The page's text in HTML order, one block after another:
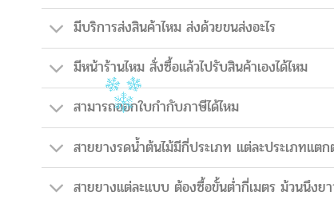
มีบริการส่งสินค้าไหม ส่งด้วยขนส่งอะไร
มีหน้าร้านไหม สั่งซื้อแล้วไปรับสินค้าเองได้ไหม
สามารถออกใบกำกับภาษีได้ไหม
สายยางรดน้ำต้นไม้มีกี่ประเภท แต่ละประเภทแตก
สายยางแต่ละแบบ ต้องซื้อขั้นต่ำกี่เมตร ม้วนนึงยา